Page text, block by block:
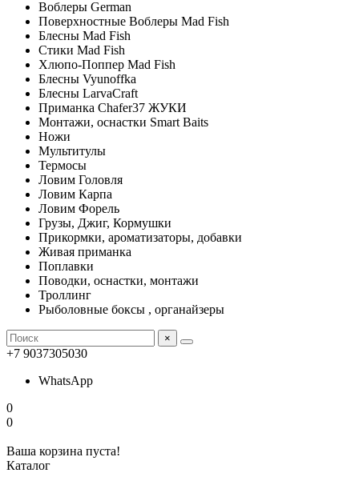
Воблеры German
Поверхностные Воблеры Mad Fish
Блесны Mad Fish
Стики Mad Fish
Хлюпо-Поппер Mad Fish
Блесны Vyunoffka
Блесны LarvaCraft
Приманка Chafer37 ЖУКИ
Монтажи, оснастки Smart Baits
Ножи
Мультитулы
Термосы
Ловим Головля
Ловим Карпа
Ловим Форель
Грузы, Джиг, Кормушки
Прикормки, ароматизаторы, добавки
Живая приманка
Поплавки
Поводки, оснастки, монтажи
Троллинг
Рыболовные боксы , органайзеры
×
+7 9037305030
WhatsApp
0
0
Ваша корзина пуста!
Каталог